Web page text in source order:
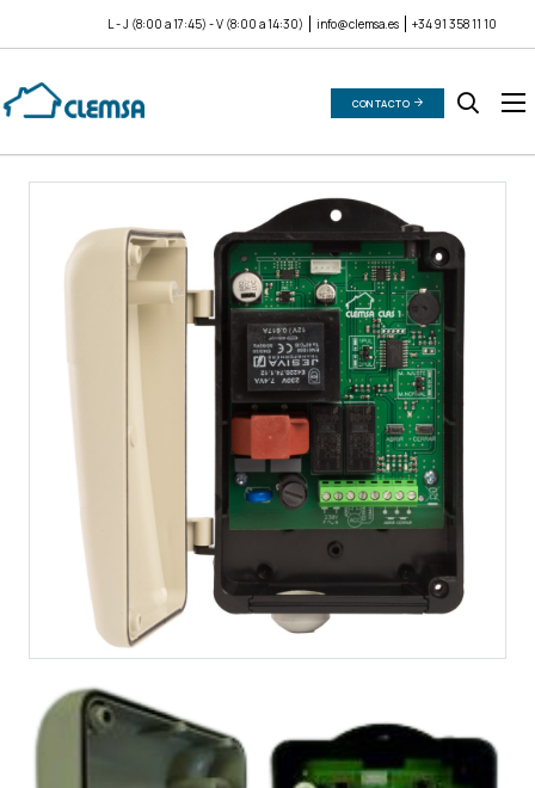
L - J (8:00 a 17:45) - V (8:00 a 14:30) info@clemsa.es +34 91 358 11 10
CONTACTO